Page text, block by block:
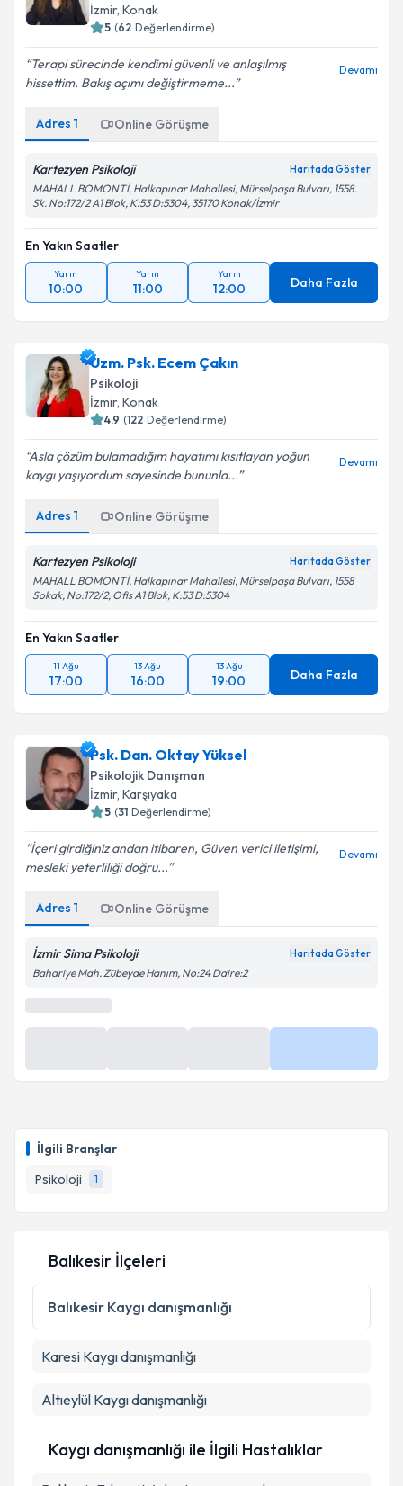
İlgili Branşlar
Psikoloji
1
İzmir, Konak
5 (62 Değerlendirme)
Terapi sürecinde kendimi güvenli ve anlaşılmış
hissettim. Bakış açımı değiştirmeme...
Devamı
Adres 1 Online Görüşme
Kartezyen Psikoloji Haritada Göster
MAHALL BOMONTİ, Halkapınar Mahallesi, Mürselpaşa Bulvarı, 1558.
Sk. No:172/2 A1 Blok, K:53 D:5304, 35170 Konak/İzmir
En Yakın Saatler
Yarın
10:00
Yarın
11:00
Yarın
12:00 Daha Fazla
Uzm. Psk. Ecem Çakın
Psikoloji
İzmir, Konak
4.9 (122 Değerlendirme)
Asla çözüm bulamadığım hayatımı kısıtlayan yoğun
kaygı yaşıyordum sayesinde bununla...
Devamı
Adres 1 Online Görüşme
Kartezyen Psikoloji Haritada Göster
MAHALL BOMONTİ, Halkapınar Mahallesi, Mürselpaşa Bulvarı, 1558
Sokak, No:172/2, Ofis A1 Blok, K:53 D:5304
En Yakın Saatler
11 Ağu
17:00
13 Ağu
16:00
13 Ağu
19:00 Daha Fazla
Psk. Dan. Oktay Yüksel
Psikolojik Danışman
İzmir, Karşıyaka
5 (31 Değerlendirme)
İçeri girdiğiniz andan itibaren, Güven verici iletişimi,
mesleki yeterliliği doğru...
Devamı
Adres 1 Online Görüşme
İzmir Sima Psikoloji Haritada Göster
Bahariye Mah. Zübeyde Hanım, No:24 Daire:2
Balıkesir İlçeleri
Balıkesir Kaygı danışmanlığı
Karesi Kaygı danışmanlığı
Altıeylül Kaygı danışmanlığı
Kaygı danışmanlığı ile İlgili Hastalıklar